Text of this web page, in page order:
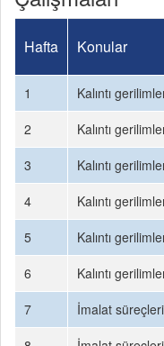
Hafta Konular
1
Kalıntı
2
Kalıntı
3
Kalıntı
4
Kalıntı
5
Kalıntı
6
Kalıntı
7
İmalat